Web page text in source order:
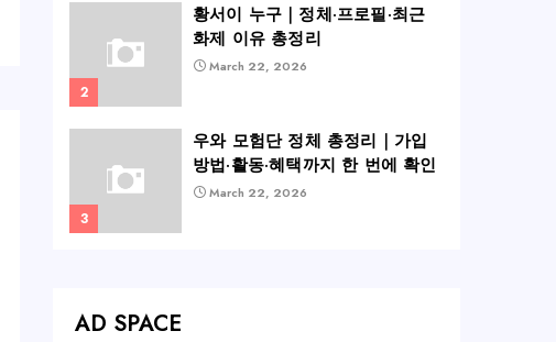
황서이 누구｜정체·프로필·최근
화제 이유 총정리
March 22, 2026
우와 모험단 정체 총정리｜가입
방법·활동·혜택까지 한 번에 확인
March 22, 2026
AD SPACE